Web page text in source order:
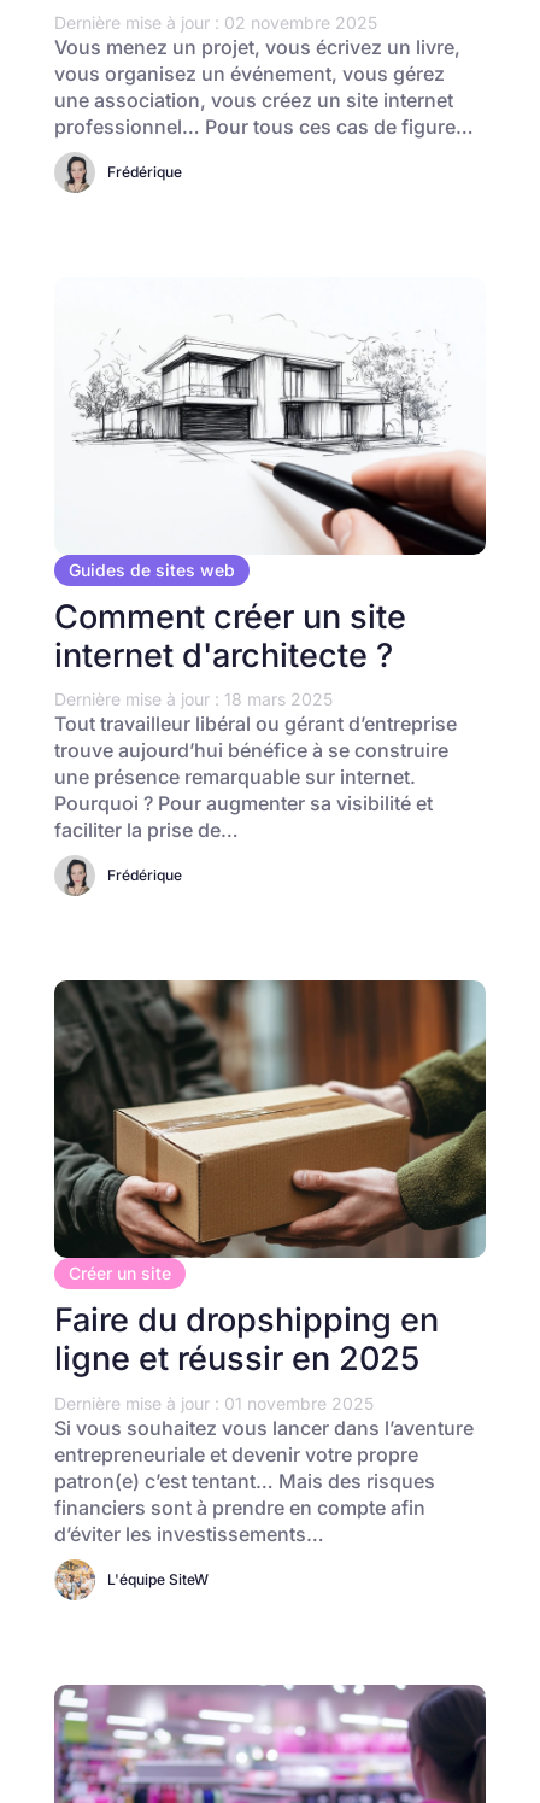
Dernière mise à jour : 02 novembre 2025
Vous menez un projet, vous écrivez un livre,
vous organisez un événement, vous gérez
une association, vous créez un site internet
professionnel… Pour tous ces cas de figure…
Frédérique
Guides de sites web
Comment créer un site
internet d'architecte ?
Dernière mise à jour : 18 mars 2025
Tout travailleur libéral ou gérant d’entreprise
trouve aujourd’hui bénéfice à se construire
une présence remarquable sur internet.
Pourquoi ? Pour augmenter sa visibilité et
faciliter la prise de…
Frédérique
Créer un site
Faire du dropshipping en
ligne et réussir en 2025
Dernière mise à jour : 01 novembre 2025
Si vous souhaitez vous lancer dans l’aventure
entrepreneuriale et devenir votre propre
patron(e) c’est tentant… Mais des risques
financiers sont à prendre en compte afin
d’éviter les investissements…
L'équipe SiteW